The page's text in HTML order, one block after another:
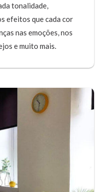
tonalidade,
efeitos que cada cor
nas emoções, nos
e muito mais.